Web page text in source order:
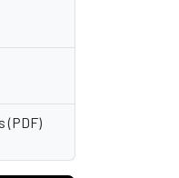
(PDF)